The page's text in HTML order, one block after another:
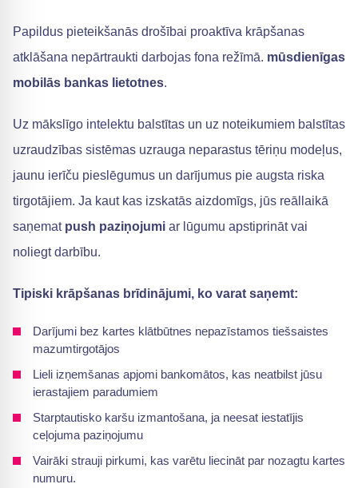
Papildus pieteikšanās drošībai proaktīva krāpšanas
atklāšana nepārtraukti darbojas fona režīmā. mūsdienīgas
mobilās bankas lietotnes.
Uz mākslīgo intelektu balstītas un uz noteikumiem balstītas
uzraudzības sistēmas uzrauga neparastus tēriņu modeļus,
jaunu ierīču pieslēgumus un darījumus pie augsta riska
tirgotājiem. Ja kaut kas izskatās aizdomīgs, jūs reāllaikā
saņemat push paziņojumi ar lūgumu apstiprināt vai
noliegt darbību.
Tipiski krāpšanas brīdinājumi, ko varat saņemt:
Darījumi bez kartes klātbūtnes nepazīstamos tiešsaistes
mazumtirgotājos
Lieli izņemšanas apjomi bankomātos, kas neatbilst jūsu
ierastajiem paradumiem
Starptautisko karšu izmantošana, ja neesat iestatījis
ceļojuma paziņojumu
Vairāki strauji pirkumi, kas varētu liecināt par nozagtu kartes
numuru.